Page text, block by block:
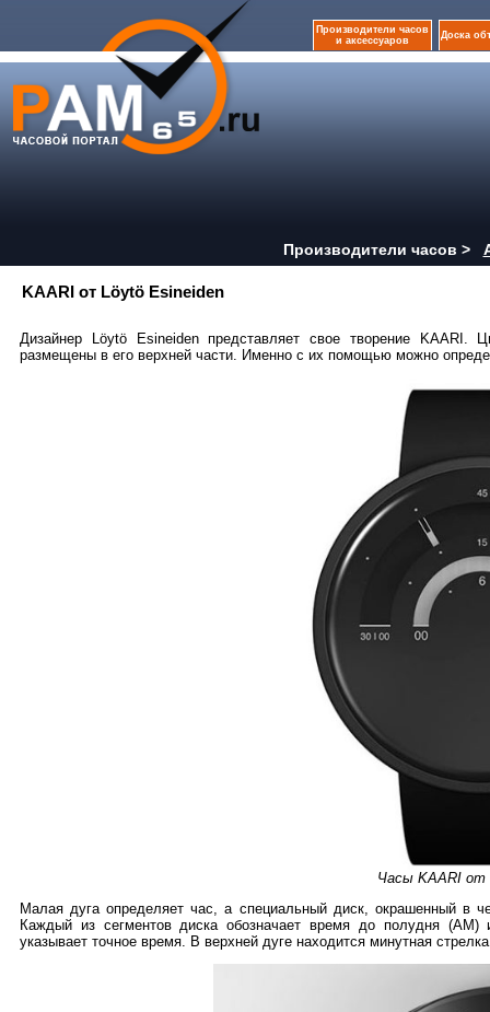
Производители часов
и аксессуаров
Доска
Производители часов >
KAARI от Löytö Esineiden
Дизайнер Löytö Esineiden представляет свое творение KAARI.
размещены в его верхней части. Именно с их помощью можно
Часы KAARI от
Малая дуга определяет час, a специальный диск, окрашенный в
Каждый из сегментов диска обозначает время до полудня
указывает точное время. В верхней дуге находится минутная